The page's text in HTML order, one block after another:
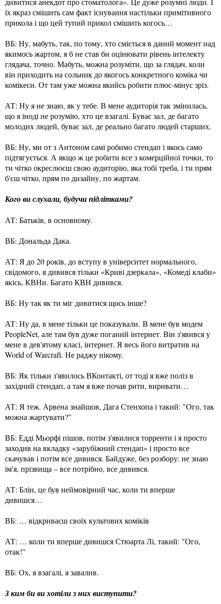
їх якраз смішить сам факт існування настільки примітивного
прикола і що цей тупий прикол смішить когось…
ВБ: Ну, мабуть, так, по тому, хто сміється в даний момент над
якимось жартом, я б не став би оцінювати рівень інтелекту
глядача, точно. Мабуть, можна розуміти, що за глядач, коли
він приходить на сольник до якогось конкретного коміка чи
комікеси. От там уже можна якийсь робити плюс-мінус зріз.
АТ: Ну я не знаю, як у тебе. В мене аудиторія так змінилась,
що я іноді не розумію, хто це взагалі. Буває зал, де багато
молодих людей, буває зал, де реально багато людей старших.
ВБ: Ну, ми от з Антоном самі робимо стендап і якось само
підтягується. А якщо ж це робити все з комерційної точки, то
ти чітко окреслюєш свою аудиторію, яка тобі треба, і ти прям
б'єш чітко, прям по дизайну, по жартам.
Кого ви слухали, будучи підлітками?
АТ: Батьків, в основному.
ВБ: Дональда Дака.
АТ: Я до 20 років, до вступу в університет нормального,
свідомого, я дивився тільки «Криві дзеркала», «Комеді клаби»
якісь, КВНи. Багато КВН дивився.
ВБ: Ну так як ти міг дивитися щось інше?
АТ: Ну да, в мене тільки це показували. В мене був модем
PeopleNet, але там був дуже поганий інтернет. Він з'явився у
мене в дев'ятому класі, інтернет. Я весь його витратив на
World of Warcraft. Не раджу нікому.
ВБ: Як тільки з'явилось ВКонтакті, от тоді я вже поліз в
західний стендап, а там я вже почав рити, виривати…
АТ: Я теж. Арвена знайшов, Дага Стенхопа і такий: "Ого, так
можна жартувати?"
ВБ: Едді Мьорфі пішов, потім з'явилися торренти і я просто
заходив на вкладку «зарубіжний стендап» і просто все
скачував і потім все дивився. Байдуже, без розбору: не знаю
ім'я, прізвища – все потрібно, все дивився.
АТ: Блін, це був неймовірний час, коли ти вперше
дивишся…
ВБ: … відкриваєш своїх культових коміків
АТ: … коли ти вперше дивишся Стюарта Лі, такий: "Ого,
отак!"
ВБ: Ох, я взагалі, я завалив.
З ким би ви хотіли з них виступити?